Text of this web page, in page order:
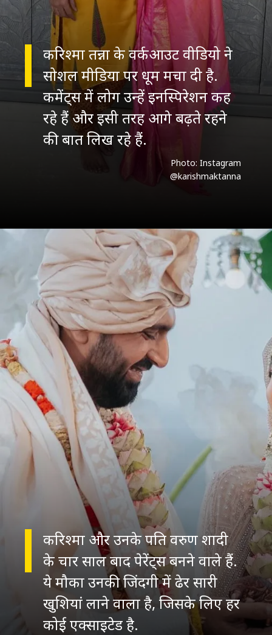
करिश्मा तन्ना के वर्कआउट वीडियो ने
सोशल मीडिया पर धूम मचा दी है.
कमेंट्स में लोग उन्हें इनस्पिरेशन कह
रहे हैं और इसी तरह आगे बढ़ते रहने
की बात लिख रहे हैं.
Photo: Instagram
@karishmaktanna
करिश्मा और उनके पति वरुण शादी
के चार साल बाद पेरेंट्स बनने वाले हैं.
ये मौका उनकी जिंदगी में ढेर सारी
खुशियां लाने वाला है, जिसके लिए हर
कोई एक्साइटेड है.